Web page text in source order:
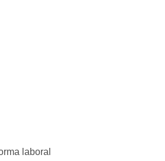
laboral